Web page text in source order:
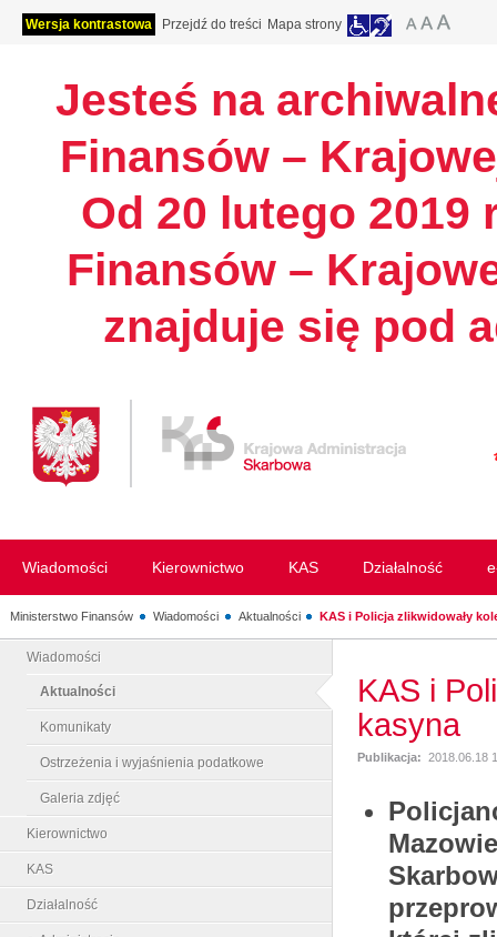
Wersja kontrastowa Przejdź do treści Mapa strony
Jesteś na
Finansów –
Od 20 lutego 2019
Finansów –
znajduje się pod
Wiadomości Kierownictwo KAS Działalność
Ministerstwo Finansów Wiadomości Aktualności KAS i Policja zlikwidowały
Wiadomości
Aktualności
Komunikaty
Ostrzeżenia i wyjaśnienia podatkowe
Galeria zdjęć
Kierownictwo
KAS
Działalność
KAS i
kasyna
Publikacja: 2018.06.18